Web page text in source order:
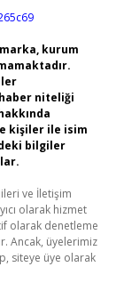
kurum
niteliği
kişiler ile isim
bilgiler
ve İletişim
olarak hizmet
olarak denetleme
Ancak, üyelerimiz
siteye üye olarak